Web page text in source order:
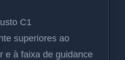
C1
superiores ao
e à faixa de guidance